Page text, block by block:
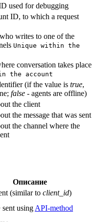
used for debugging
ID, to which a request
writes to one of the
Unique within the
conversation takes place
the account
(if the value is true,
false - agents are offline)
the client
the message that was sent
the channel where the
Описание
(similar to client_id)
using API-method